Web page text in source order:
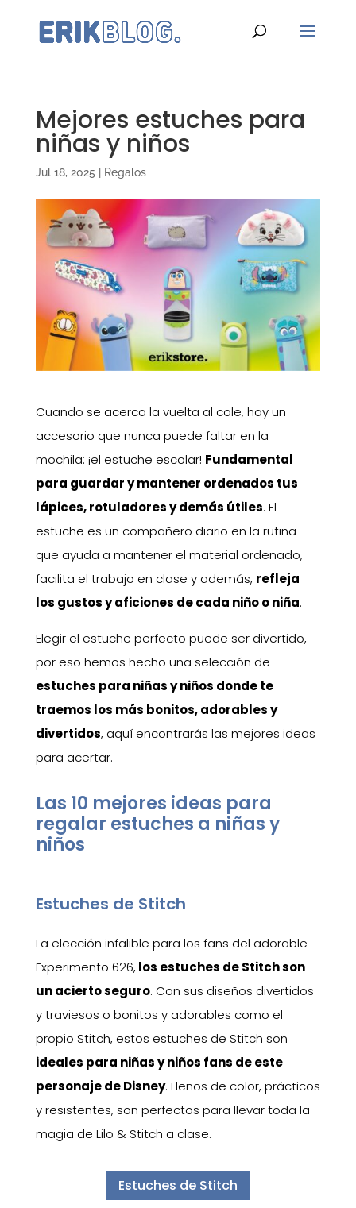
Mejores estuches para
niñas y niños
Jul 18, 2025 Regalos
Cuando se acerca la vuelta al cole, hay un
accesorio que nunca puede faltar en la
mochila: ¡el estuche escolar! Fundamental
para guardar y mantener ordenados tus
lápices, rotuladores y demás útiles. El
estuche es un compañero diario en la rutina
que ayuda a mantener el material ordenado,
facilita el trabajo en clase y además, refleja
los gustos y aficiones de cada niño o niña.
Elegir el estuche perfecto puede ser divertido,
por eso hemos hecho una selección de
estuches para niñas y niños donde te
traemos los más bonitos, adorables y
divertidos, aquí encontrarás las mejores ideas
para acertar.
Las 10 mejores ideas para
regalar estuches a niñas y
niños
Estuches de Stitch
La elección infalible para los fans del adorable
Experimento 626, los estuches de Stitch son
un acierto seguro. Con sus diseños divertidos
y traviesos o bonitos y adorables como el
propio Stitch, estos estuches de Stitch son
ideales para niñas y niños fans de este
personaje de Disney. Llenos de color, prácticos
y resistentes, son perfectos para llevar toda la
magia de Lilo & Stitch a clase.
Estuches de Stitch